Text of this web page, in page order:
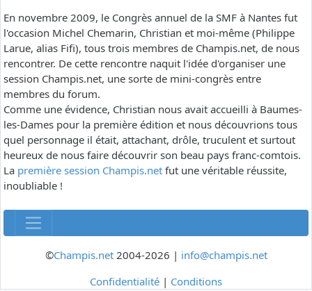
En novembre 2009, le Congrès annuel de la SMF à Nantes fut
l'occasion Michel Chemarin, Christian et moi-même (Philippe
Larue, alias Fifi), tous trois membres de Champis.net, de nous
rencontrer. De cette rencontre naquit l'idée d'organiser une
session Champis.net, une sorte de mini-congrès entre
membres du forum.
Comme une évidence, Christian nous avait accueilli à Baumes-
les-Dames pour la première édition et nous découvrions tous
quel personnage il était, attachant, drôle, truculent et surtout
heureux de nous faire découvrir son beau pays franc-comtois.
La première session Champis.net fut une véritable réussite,
inoubliable !
©Champis.net2004-2026 | info@champis.net
Confidentialité | Conditions